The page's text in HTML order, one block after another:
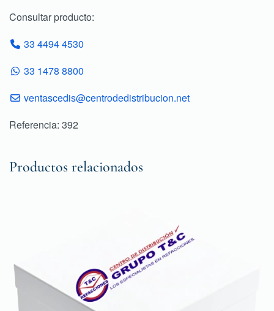
Consultar producto:
33 4494 4530
33 1478 8800
ventascedis@centrodedistribucion.net
Referencia: 392
Productos relacionados